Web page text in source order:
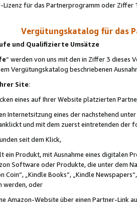
Lizenz für das Partnerprogramm oder
Vergütungskatalog für das
und Qualifizierte Umsätze
“ werden von uns mit den in Ziffer 3
Vergütungskatalog beschriebenen
Site:
eines auf Ihrer Website platzierten
Internetsitzung eines der nachstehend
und mit dem zuerst eintretenden der
seit dem Klick,
Produkt, mit Ausnahme eines digitalen
Software oder Produkte, die unter dem
Coin“, „Kindle Books“, „Kindle
werden, oder
Amazon-Website über einen Partner-Link